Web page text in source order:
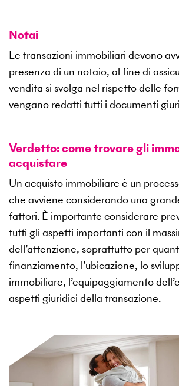
Notai
Le transazioni immobiliari devono
presenza di un notaio, al fine di
vendita si svolga nel rispetto delle
vengano redatti tutti i documenti
Verdetto: come trovare gli
acquistare
Un acquisto immobiliare è un
che avviene considerando una
fattori. È importante considerare
tutti gli aspetti importanti con il
dell’attenzione, soprattutto per
finanziamento, l’ubicazione, lo
immobiliare, l’equipaggiamento
aspetti giuridici della transazione.